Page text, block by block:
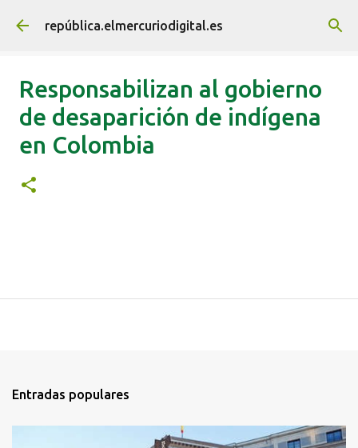
Ir al contenido principal
república.elmercuriodigital.es
Responsabilizan al gobierno
de desaparición de indígena
en Colombia
Entradas populares